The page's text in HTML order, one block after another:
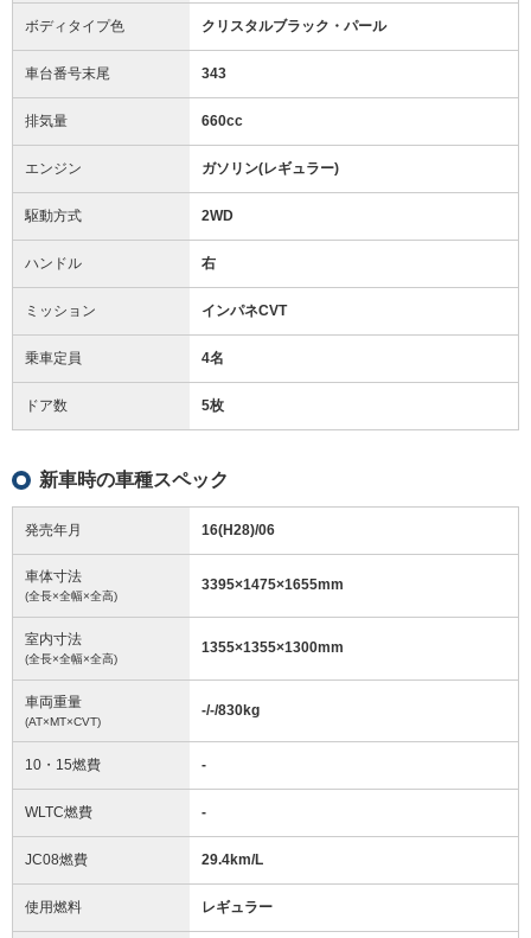
ボディタイプ色 クリスタルブラック・パール
車台番号末尾 343
排気量 660cc
エンジン ガソリン(レギュラー)
駆動方式 2WD
ハンドル 右
ミッション インパネCVT
乗車定員 4名
ドア数 5枚
新車時の車種スペック
発売年月 16(H28)/06
車体寸法
(全長×全幅×全高)
3395×1475×1655mm
室内寸法
(全長×全幅×全高)
1355×1355×1300mm
車両重量
(AT×MT×CVT)
-/-/830kg
10・15燃費 -
WLTC燃費 -
JC08燃費 29.4km/L
使用燃料 レギュラー